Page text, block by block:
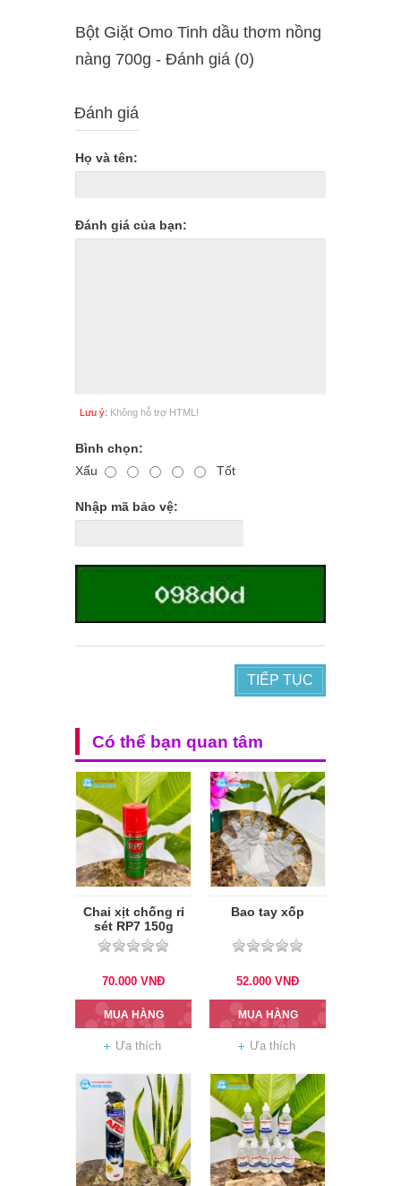
Bột Giặt Omo Tinh dầu thơm nồng
nàng 700g - Ðánh giá (0)
Đánh giá
Họ và tên:
Đánh giá của bạn:
Lưu ý: Không hỗ trợ HTML!
Bình chọn:
Xấu
Tốt
Nhập mã bảo vệ:
TIẾP TỤC
Có thể bạn quan tâm
Chai xịt chống rỉ
sét RP7 150g
70.000 VNĐ
MUA HÀNG
Ưa thích
Bao tay xốp
52.000 VNĐ
MUA HÀNG
Ưa thích